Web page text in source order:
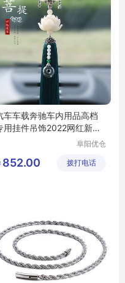
车车载奔驰车内用品高档
用挂件吊饰2022网红新款
阜阳优仓
限公司
852.00 拨打电话